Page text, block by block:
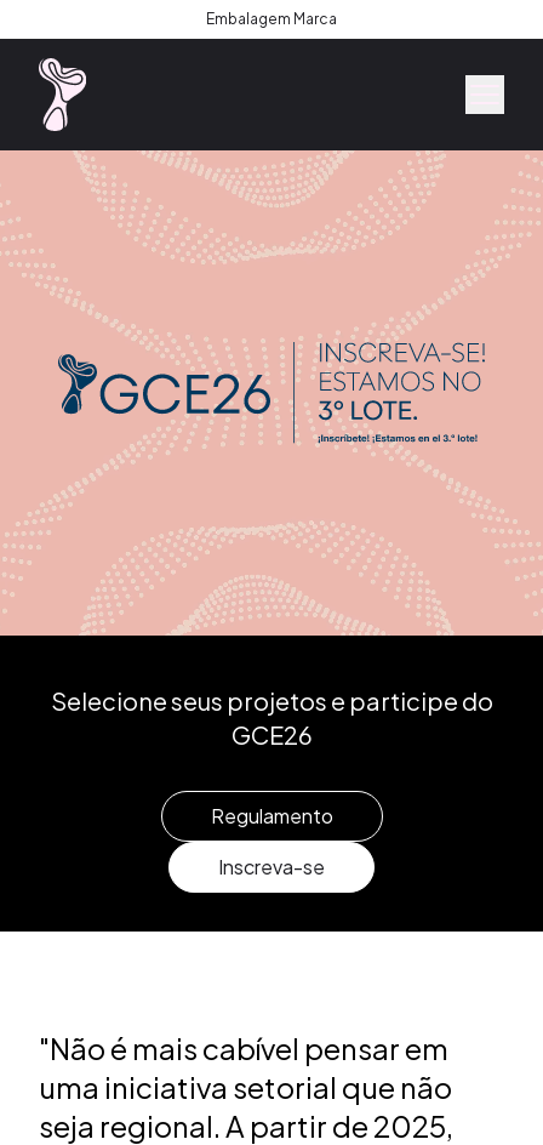
Embalagem Marca
Selecione seus projetos e participe do
GCE26
Regulamento
Inscreva-se
"Não é mais cabível pensar em
uma iniciativa setorial que não
seja regional. A partir de 2025,